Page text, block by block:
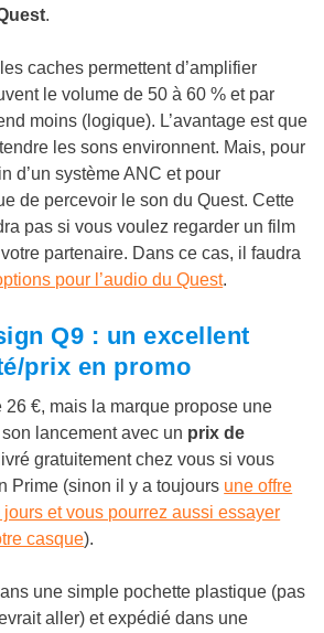
.
caches permettent d’amplifier
le volume de 50 à 60 % et par
moins (logique). L’avantage est que
les sons environnent. Mais, pour
d’un système ANC et pour
de percevoir le son du Quest. Cette
pas si vous voulez regarder un film
partenaire. Dans ce cas, il faudra
pour l’audio du Quest.
Q9 : un excellent
prix en promo
26 €, mais la marque propose une
lancement avec un prix de
livré gratuitement chez vous si vous
Prime (sinon il y a toujours une offre
jours et vous pourrez aussi essayer
casque).
une simple pochette plastique (pas
aller) et expédié dans une